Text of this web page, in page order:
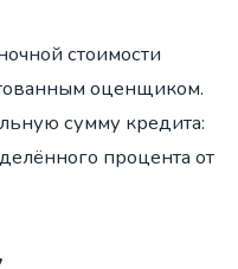
стоимости
оценщиком.
сумму кредита:
процента от